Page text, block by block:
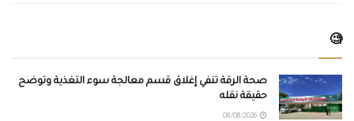
🧐
صحة الرقة تنفي إغلاق قسم معالجة سوء التغذية وتوضح
حقيقة نقله